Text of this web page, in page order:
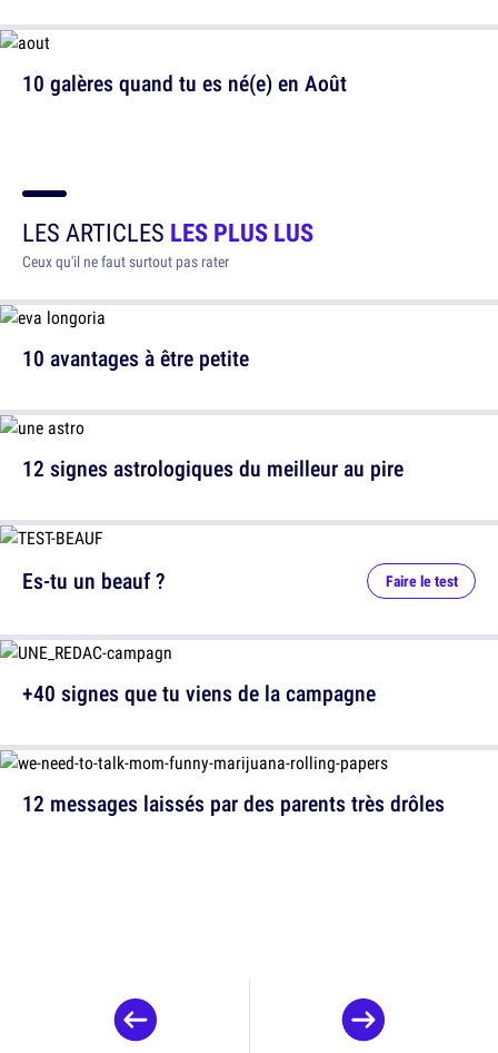
10 galères quand tu es né(e) en Août
LES ARTICLES LES PLUS LUS
Ceux qu'il ne faut surtout pas rater
10 avantages à être petite
12 signes astrologiques du meilleur au pire
12 messages laissés par des parents très drôles
Es-tu un beauf ? Faire le test
+40 signes que tu viens de la campagne